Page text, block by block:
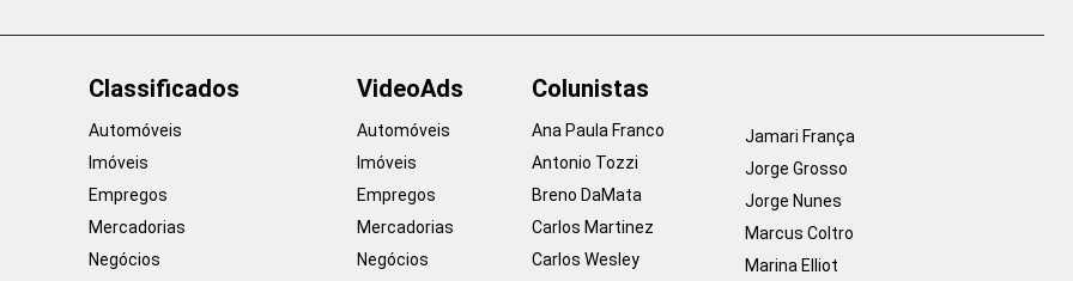
Classificados
Automóveis
Imóveis
Empregos
Mercadorias
Negócios
VideoAds
Automóveis
Imóveis
Empregos
Mercadorias
Negócios
Colunistas
Ana Paula Franco
Antonio Tozzi
Breno DaMata
Carlos Martinez
Carlos Wesley
Jamari França
Jorge Grosso
Jorge Nunes
Marcus Coltro
Marina Elliot